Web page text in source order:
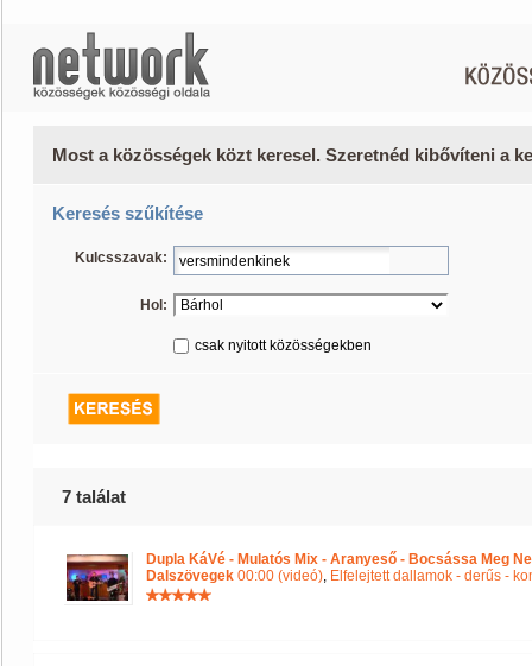
Most a közösségek közt keresel. Szeretnéd kibővíteni a
Keresés szűkítése
Kulcsszavak:
Hol:
csak nyitott közösségekben
7 találat
Dupla KáVé - Mulatós Mix - Aranyeső - Bocsássa Meg
Dalszövegek 00:00 (videó), Elfelejtett dallamok - derűs -